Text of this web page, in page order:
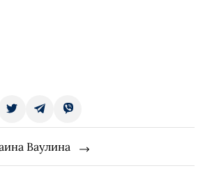
Ваулина